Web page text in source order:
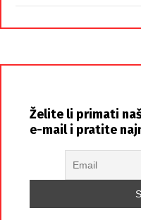
Želite li primati
e-mail i pratite